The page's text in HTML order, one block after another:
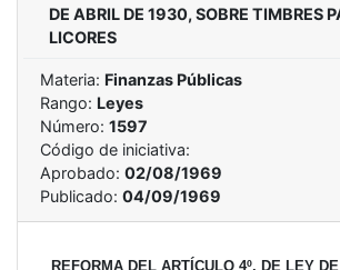
DE ABRIL DE 1930, SOBRE TIMBRES
LICORES
Materia: Finanzas Públicas
Rango: Leyes
Número: 1597
Código de iniciativa:
Aprobado: 02/08/1969
Publicado: 04/09/1969
REFORMA DEL ARTÍCULO 4º. DE LEY